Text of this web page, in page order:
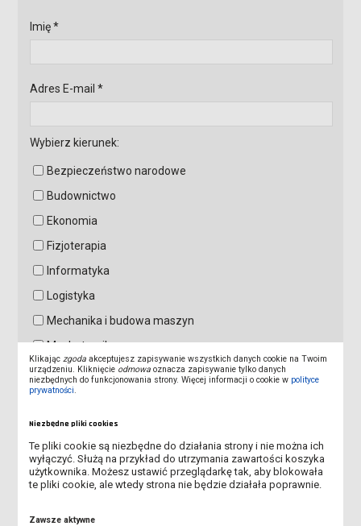
Imię *
Adres E-mail *
Wybierz kierunek:
Bezpieczeństwo narodowe
Budownictwo
Ekonomia
Fizjoterapia
Informatyka
Logistyka
Mechanika i budowa maszyn
Mechatronika
Pedagogika
Pedagogika przedszkolna i wczesnoszkolna
Pielęgniarstwo
Wychowanie fizyczne
Zarządzanie
Klikając zgoda akceptujesz zapisywanie wszystkich danych cookie na Twoim
urządzeniu. Kliknięcie odmowa oznacza zapisywanie tylko danych
niezbędnych do funkcjonowania strony. Więcej informacji o cookie w polityce
prywatności
Niezbędne pliki cookies
Te pliki cookie są niezbędne do działania strony i nie można ich
wyłączyć. Służą na przykład do utrzymania zawartości koszyka
użytkownika. Możesz ustawić przeglądarkę tak, aby blokowała
te pliki cookie, ale wtedy strona nie będzie działała poprawnie.
Zawsze aktywne